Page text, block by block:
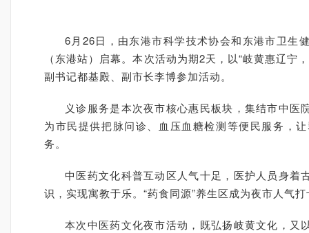
6月26日，由东港市科学技术协会和东港市卫生
（东港站）启幕。本次活动为期2天，以“岐黄惠辽
副书记都基殿、副市长李博参加活动。
义诊服务是本次夜市核心惠民板块，集结市中
为市民提供把脉问诊、血压血糖检测等便民服务，
务。
中医药文化科普互动区人气十足，医护人员身
识，实现寓教于乐。“药食同源”养生区成为夜市人气
本次中医药文化夜市活动，既弘扬岐黄文化，